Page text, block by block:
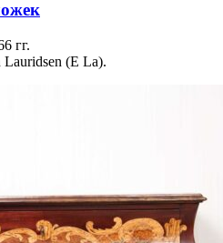
гг.
(E La).